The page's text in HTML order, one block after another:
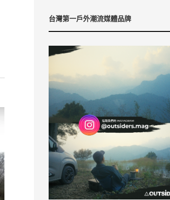
台灣第一戶外潮流媒體品牌